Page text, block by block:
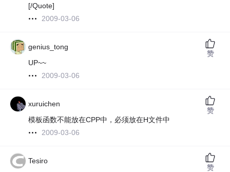
[/Quote]
2009-03-06
genius_tong
UP~~
2009-03-06
赞
xuruichen
模板函数不能放在CPP中，必须放在H文件中
2009-03-06
赞
Tesiro
赞